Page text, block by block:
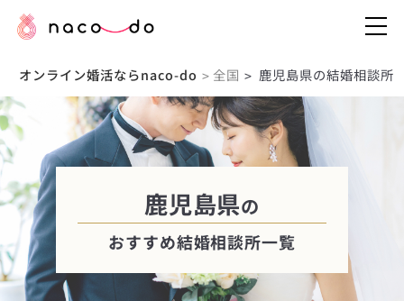
オンライン婚活ならnaco-do > 全国 > 鹿児島県の結婚相談所
鹿児島県の
おすすめ結婚相談所一覧